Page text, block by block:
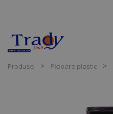
Produse Picioare plastic